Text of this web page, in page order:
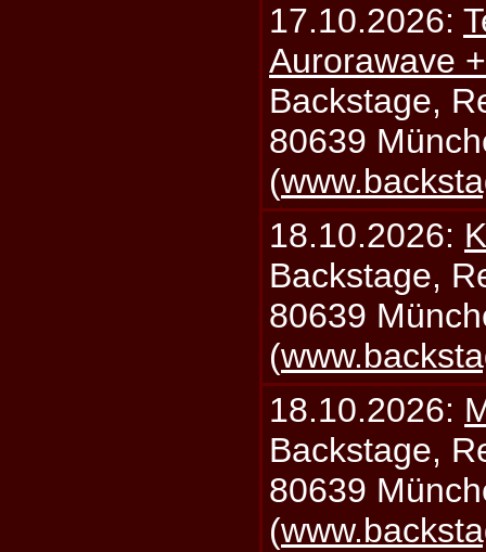
17.10.2026:
Aurorawave
Backstage,
80639
(
18.10.2026:
Backstage,
80639
(
18.10.2026:
Backstage,
80639
(